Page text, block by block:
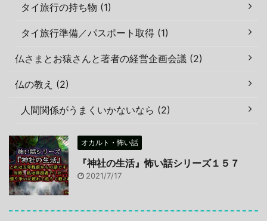
タイ旅行の持ち物 (1)
タイ旅行準備／パスポート取得 (1)
仏さまとお猿さんと著者の経営企画会議 (2)
仏の教え (2)
人間関係がうまくいかないなら (2)
オカルト・怖い話
『神社の生活』怖い話シリーズ１５７
2021/7/17